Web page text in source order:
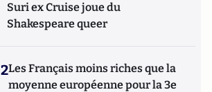
Suri ex Cruise joue du
Shakespeare queer
2Les Français moins riches que la
moyenne européenne pour la 3e